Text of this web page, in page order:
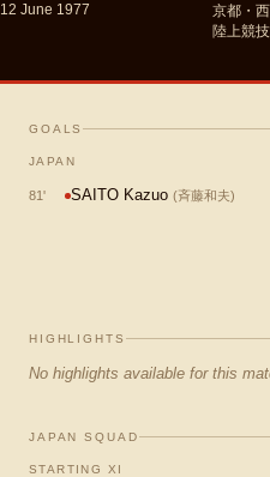
12 June 1977
京都・
陸上競
GOALS
JAPAN
81' SAITO Kazuo (斉藤和夫)
HIGHLIGHTS
No highlights available for this
JAPAN SQUAD
STARTING XI